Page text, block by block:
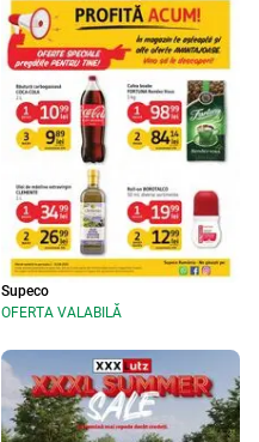
Supeco
OFERTA VALABILĂ